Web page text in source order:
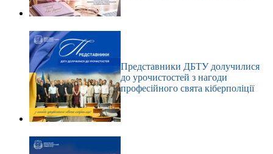
Представники ДБТУ долучилися
до урочистостей з нагоди
професійного свята кіберполіції